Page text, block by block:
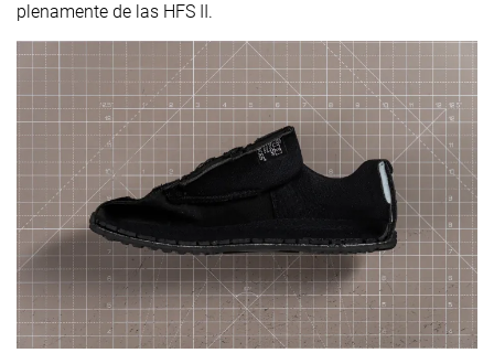
plenamente de las HFS II.